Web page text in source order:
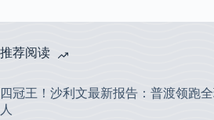
推荐阅读
四冠王！沙利文最新报告：普渡领跑
人